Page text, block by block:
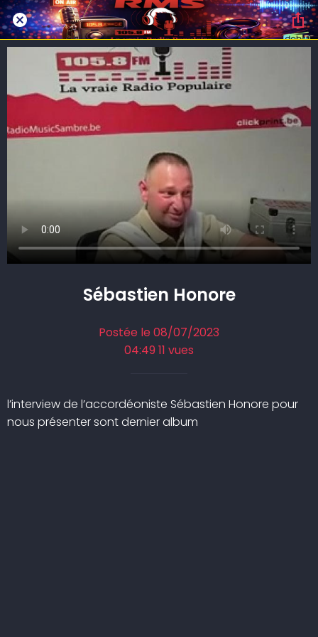
Sébastien Honore
Postée le 08/07/2023
04:49 11 vues
l’interview de l’accordéoniste Sébastien Honore pour
nous présenter sont dernier album